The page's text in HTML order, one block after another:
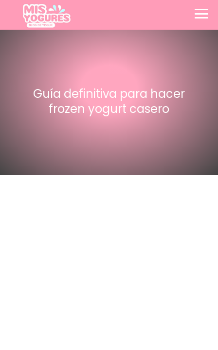
Guía definitiva para hacer
frozen yogurt casero